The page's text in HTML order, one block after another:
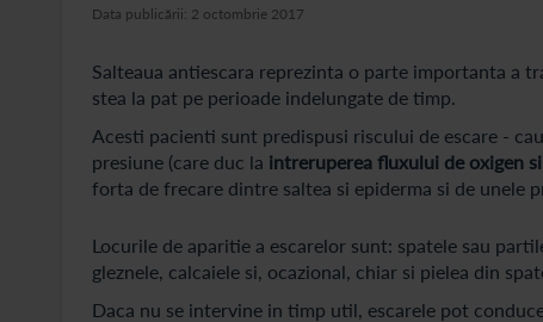
Data publicării: 2 octombrie 2017
Salteaua antiescara reprezinta o parte importanta a
stea la pat pe perioade indelungate de timp.
Acesti pacienti sunt predispusi riscului de escare -
presiune (care duc la intreruperea fluxului de oxigen
forta de frecare dintre saltea si epiderma si de unele
Locurile de aparitie a escarelor sunt: spatele sau
gleznele, calcaiele si, ocazional, chiar si pielea din
Daca nu se intervine in timp util, escarele pot